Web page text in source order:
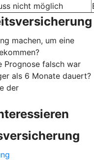
nicht möglich
machen, um eine
Prognose falsch war
als 6 Monate dauert?
der